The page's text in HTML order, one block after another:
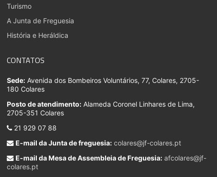
Turismo
A Junta de Freguesia
História e Heráldica
CONTATOS
Sede: Avenida dos Bombeiros Voluntários, 77, Colares, 2705-
180 Colares
Posto de atendimento: Alameda Coronel Linhares de Lima,
2705-351 Colares
21 929 07 88
E-mail da Junta de freguesia: colares@jf-colares.pt
E-mail da Mesa de Assembleia de Freguesia: afcolares@jf-
colares.pt